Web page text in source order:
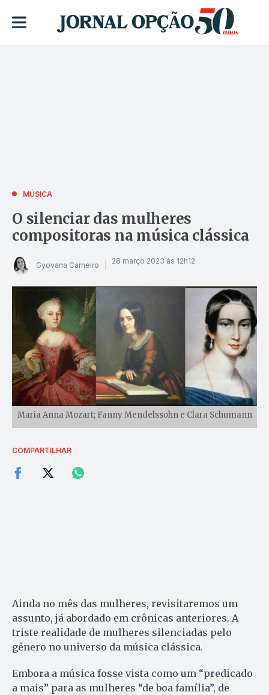
MÚSICA
O silenciar das mulheres
compositoras na música clássica
Gyovana Carneiro 28 março 2023 às 12h12
Maria Anna Mozart; Fanny Mendelssohn e Clara Schumann
COMPARTILHAR
Ainda no mês das mulheres, revisitaremos um
assunto, já abordado em crônicas anteriores. A
triste realidade de mulheres silenciadas pelo
gênero no universo da música clássica.
Embora a música fosse vista como um “predicado
a mais” para as mulheres “de boa família”, de